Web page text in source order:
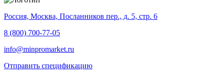
Россия, Москва, Посланников пер., д. 5, стр. 6
8 (800) 700-77-05
info@minpromarket.ru
Отправить спецификацию